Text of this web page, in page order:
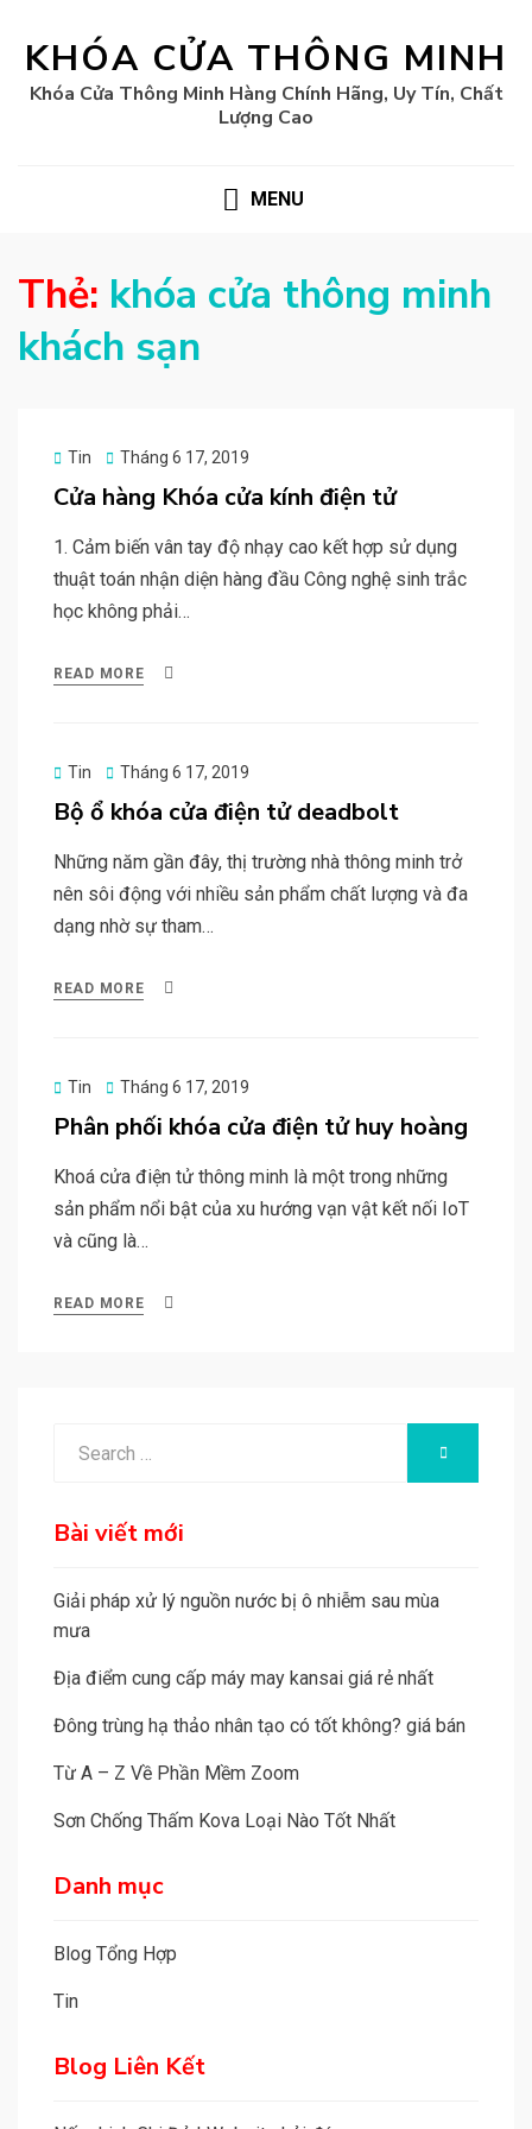
KHÓA CỬA THÔNG MINH
Khóa Cửa Thông Minh Hàng Chính Hãng, Uy Tín, Chất
Lượng Cao
MENU
Thẻ: khóa cửa thông minh
khách sạn
Tin
Posted
on
Tháng 6 17, 2019
Cửa hàng Khóa cửa kính điện tử
1. Cảm biến vân tay độ nhạy cao kết hợp sử dụng
thuật toán nhận diện hàng đầu Công nghệ sinh trắc
học không phải…
READ MORE
Tin
Posted
Tháng 6 17, 2019
Bộ ổ khóa cửa điện tử deadbolt
Những năm gần đây, thị trường nhà thông minh trở
nên sôi động với nhiều sản phẩm chất lượng và đa
dạng nhờ sự tham…
READ MORE
Tin
Posted
Tháng 6 17, 2019
Phân phối khóa cửa điện tử huy hoàng
Khoá cửa điện tử thông minh là một trong những
sản phẩm nổi bật của xu hướng vạn vật kết nối IoT
và cũng là…
READ MORE
SEARCH
Bài viết mới
Giải pháp xử lý nguồn nước bị ô nhiễm sau mùa
mưa
Địa điểm cung cấp máy may kansai giá rẻ nhất
Đông trùng hạ thảo nhân tạo có tốt không? giá bán
Từ A – Z Về Phần Mềm Zoom
Sơn Chống Thấm Kova Loại Nào Tốt Nhất
Danh mục
Blog Tổng Hợp
Tin
Blog Liên Kết